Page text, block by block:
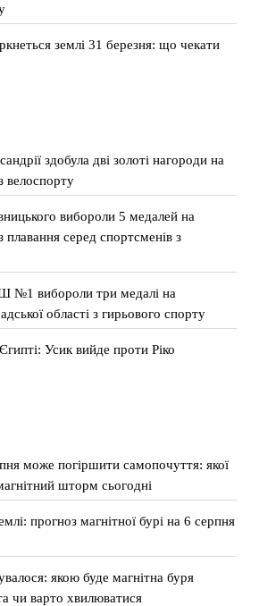
землі 31 березня: що чекати
здобула дві золоті нагороди на
велоспорту
вибороли 5 медалей на
плавання серед спортсменів з
вибороли три медалі на
області з гирьового спорту
Усик вийде проти Ріко
може погіршити самопочуття: якої
шторм сьогодні
прогноз магнітної бурі на 6 серпня
якою буде магнітна буря
чи варто хвилюватися